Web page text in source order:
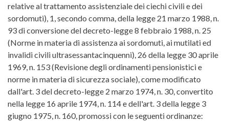
relative al trattamento assistenziale dei ciechi civili e dei
sordomuti), 1, secondo comma, della legge 21 marzo 1988, n.
93 di conversione del decreto-legge 8 febbraio 1988, n. 25
(Norme in materia di assistenza ai sordomuti, ai mutilati ed
invalidi civili ultrasessantacinquenni), 26 della legge 30 aprile
1969, n. 153 (Revisione degli ordinamenti pensionistici e
norme in materia di sicurezza sociale), come modificato
dall'art. 3 del decreto-legge 2 marzo 1974, n. 30, convertito
nella legge 16 aprile 1974, n. 114 e dell'art. 3 della legge 3
giugno 1975, n. 160, promossi con le seguenti ordinanze: